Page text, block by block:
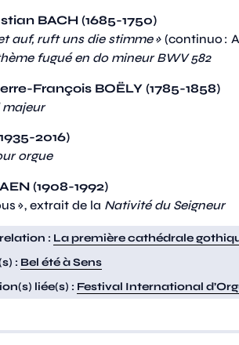
BACH (1685-1750)
auf, ruft uns die stimme » (continuo :
fugué en do mineur BWV 582
François BOËLY (1785-1858)
majeur
2016)
orgue
(1908-1992)
», extrait de la Nativité du Seigneur
: La première cathédrale
: Bel été à Sens
liée(s) : Festival International